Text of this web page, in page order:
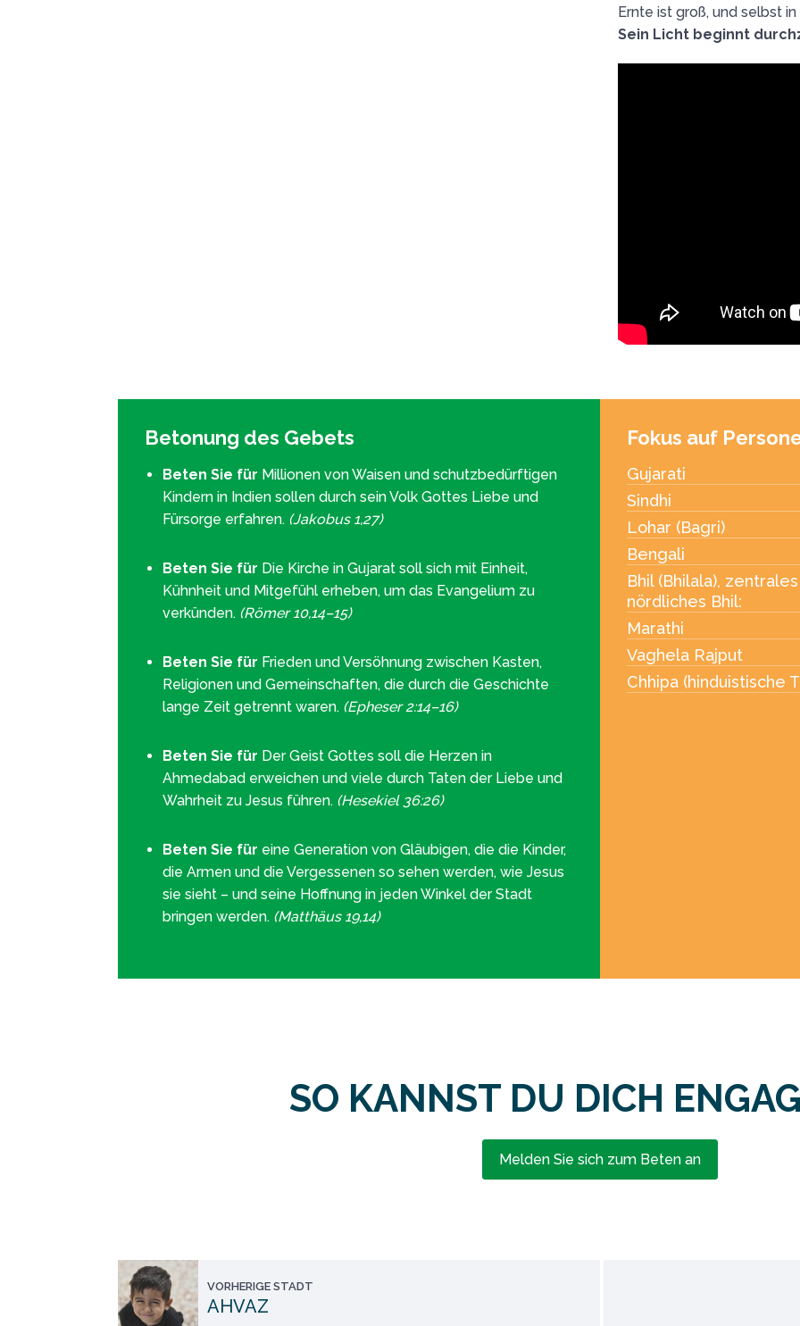
Ernte ist groß, und selbst
Sein Licht beginnt
Betonung des Gebets
Beten Sie für Millionen von Waisen und schutzbedürftigen
Kindern in Indien sollen durch sein Volk Gottes Liebe und
Fürsorge erfahren. (Jakobus 1,27)
Beten Sie für Die Kirche in Gujarat soll sich mit Einheit,
Kühnheit und Mitgefühl erheben, um das Evangelium zu
verkünden. (Römer 10,14–15)
Beten Sie für Frieden und Versöhnung zwischen Kasten,
Religionen und Gemeinschaften, die durch die Geschichte
lange Zeit getrennt waren. (Epheser 2:14–16)
Beten Sie für Der Geist Gottes soll die Herzen in
Ahmedabad erweichen und viele durch Taten der Liebe und
Wahrheit zu Jesus führen. (Hesekiel 36:26)
Beten Sie für eine Generation von Gläubigen, die die Kinder,
die Armen und die Vergessenen so sehen werden, wie Jesus
sie sieht – und seine Hoffnung in jeden Winkel der Stadt
bringen werden. (Matthäus 19,14)
Fokus auf
Gujarati
Sindhi
Lohar (Bagri)
Bengali
Bhil (Bhilala),
nördliches Bhil:
Marathi
Vaghela Rajput
Chhipa (hinduistische
SO KANNST DU DICH
Melden Sie sich zum Beten an
VORHERIGE STADT
AHVAZ